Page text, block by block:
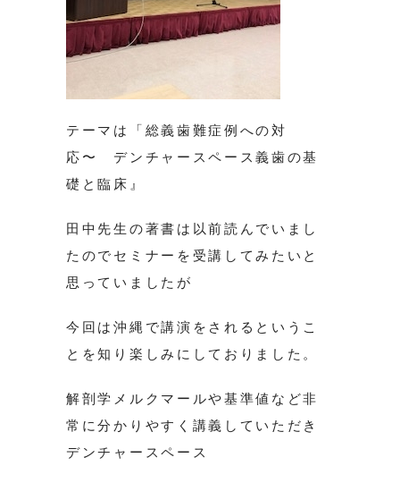
テーマは「総義歯難症例への対
応〜 デンチャースペース義歯の基
礎と臨床』
田中先生の著書は以前読んでいまし
たのでセミナーを受講してみたいと
思っていましたが
今回は沖縄で講演をされるというこ
とを知り楽しみにしておりました。
解剖学メルクマールや基準値など非
常に分かりやすく講義していただき
デンチャースペース